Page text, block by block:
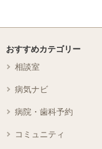
おすすめカテゴリー
相談室
病気ナビ
病院・歯科予約
コミュニティ